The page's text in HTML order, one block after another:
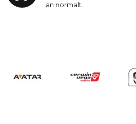
än normalt.